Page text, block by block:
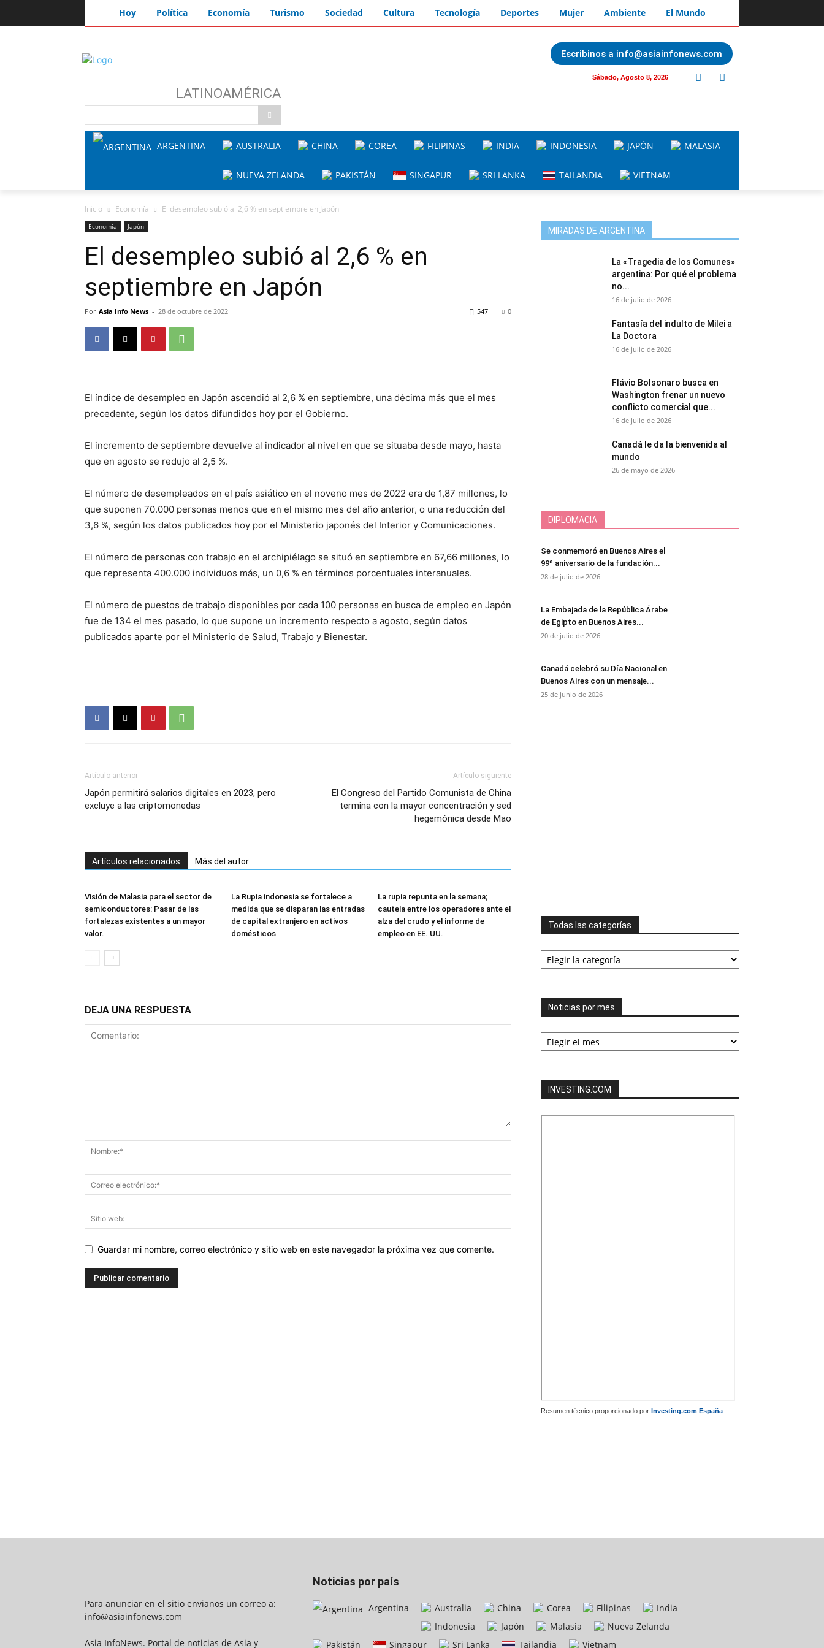
Hoy Política Economía Turismo Sociedad Cultura Tecnología Deportes Mujer Ambiente El Mundo
Escribinos a info@asiainfonews.com
Sábado, Agosto 8, 2026
LATINOAMÉRICA
ARGENTINA AUSTRALIA CHINA COREA FILIPINAS INDIA INDONESIA JAPÓN MALASIA
NUEVA ZELANDA PAKISTÁN SINGAPUR SRI LANKA TAILANDIA VIETNAM
Inicio Economía El desempleo subió al 2,6 % en septiembre en Japón
Economía Japón
El desempleo subió al 2,6 % en
septiembre en Japón
Por Asia Info News - 28 de octubre de 2022 0
547
El índice de desempleo en Japón ascendió al 2,6 % en septiembre, una décima más que el mes
precedente, según los datos difundidos hoy por el Gobierno.
El incremento de septiembre devuelve al indicador al nivel en que se situaba desde mayo, hasta
que en agosto se redujo al 2,5 %.
El número de desempleados en el país asiático en el noveno mes de 2022 era de 1,87 millones, lo
que suponen 70.000 personas menos que en el mismo mes del año anterior, o una reducción del
3,6 %, según los datos publicados hoy por el Ministerio japonés del Interior y Comunicaciones.
El número de personas con trabajo en el archipiélago se situó en septiembre en 67,66 millones, lo
que representa 400.000 individuos más, un 0,6 % en términos porcentuales interanuales.
El número de puestos de trabajo disponibles por cada 100 personas en busca de empleo en Japón
fue de 134 el mes pasado, lo que supone un incremento respecto a agosto, según datos
publicados aparte por el Ministerio de Salud, Trabajo y Bienestar.
Artículo anterior
Japón permitirá salarios digitales en 2023, pero
excluye a las criptomonedas
Artículo siguiente
El Congreso del Partido Comunista de China
termina con la mayor concentración y sed
hegemónica desde Mao
Artículos relacionados Más del autor
Visión de Malasia para el sector de
semiconductores: Pasar de las
fortalezas existentes a un mayor
valor.
La Rupia indonesia se fortalece a
medida que se disparan las entradas
de capital extranjero en activos
domésticos
La rupia repunta en la semana;
cautela entre los operadores ante el
alza del crudo y el informe de
empleo en EE. UU.
DEJA UNA RESPUESTA
Guardar mi nombre, correo electrónico y sitio web en este navegador la próxima vez que comente.
MIRADAS DE ARGENTINA
La «Tragedia de los Comunes»
argentina: Por qué el problema
no...
16 de julio de 2026
Fantasía del indulto de Milei a
La Doctora
16 de julio de 2026
Flávio Bolsonaro busca en
Washington frenar un nuevo
conflicto comercial que...
16 de julio de 2026
Canadá le da la bienvenida al
mundo
26 de mayo de 2026
DIPLOMACIA
Se conmemoró en Buenos Aires el
99º aniversario de la fundación...
28 de julio de 2026
La Embajada de la República Árabe
de Egipto en Buenos Aires...
20 de julio de 2026
Canadá celebró su Día Nacional en
Buenos Aires con un mensaje...
25 de junio de 2026
Todas las categorías
Todas
las
Noticias por mes
Noticias
por
INVESTING.COM
Resumen técnico proporcionado por Investing.com España
Para anunciar en el sitio envianos un correo a:
info@asiainfonews.com
Asia InfoNews. Portal de noticias de Asia y
Noticias por país
Argentina Australia China Corea Filipinas
India
Indonesia
Japón Malasia
Nueva Zelanda
Pakistán
Singapur Sri Lanka Tailandia Vietnam